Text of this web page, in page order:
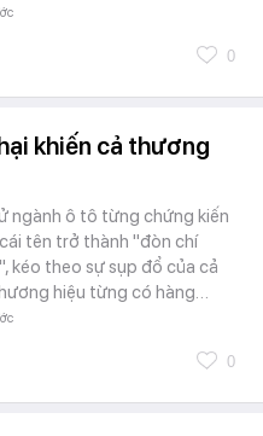
0
khiến cả thương
ngành ô tô từng chứng kiến
tên trở thành "đòn chí
kéo theo sự sụp đổ của cả
hiệu từng có hàng…
0